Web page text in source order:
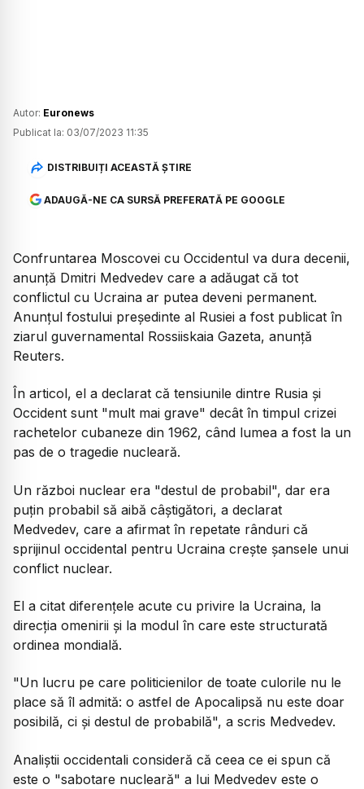
Autor: Euronews
Publicat la: 03/07/2023 11:35
DISTRIBUIȚI ACEASTĂ ȘTIRE
ADAUGĂ-NE CA SURSĂ PREFERATĂ PE GOOGLE
Confruntarea Moscovei cu Occidentul va dura decenii,
anunță Dmitri Medvedev care a adăugat că tot
conflictul cu Ucraina ar putea deveni permanent.
Anunțul fostului președinte al Rusiei a fost publicat în
ziarul guvernamental Rossiiskaia Gazeta, anunță
Reuters.
În articol, el a declarat că tensiunile dintre Rusia și
Occident sunt "mult mai grave" decât în timpul crizei
rachetelor cubaneze din 1962, când lumea a fost la un
pas de o tragedie nucleară.
Un război nuclear era "destul de probabil", dar era
puțin probabil să aibă câștigători, a declarat
Medvedev, care a afirmat în repetate rânduri că
sprijinul occidental pentru Ucraina crește șansele unui
conflict nuclear.
El a citat diferențele acute cu privire la Ucraina, la
direcția omenirii și la modul în care este structurată
ordinea mondială.
"Un lucru pe care politicienilor de toate culorile nu le
place să îl admită: o astfel de Apocalipsă nu este doar
posibilă, ci și destul de probabilă", a scris Medvedev.
Analiștii occidentali consideră că ceea ce ei spun că
este o "sabotare nucleară" a lui Medvedev este o